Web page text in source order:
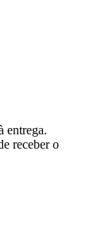
entrega.
receber o